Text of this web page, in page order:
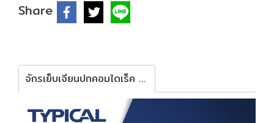
Share
จักรเย็บเจียนปกคอมไดเร็ค TYPICAL รุ่น GC6717MD2